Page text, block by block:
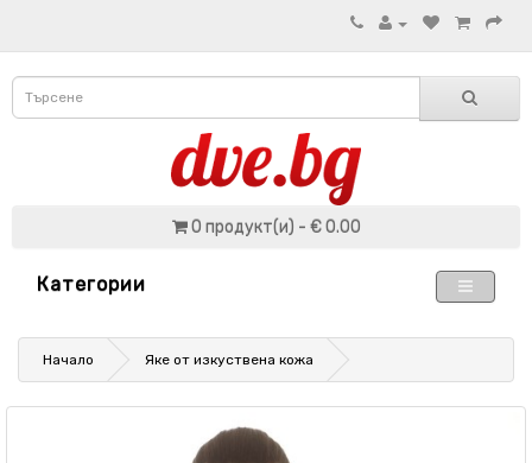
0 продукт(и) - € 0.00
Категории
Начало Яке от изкуствена кожа